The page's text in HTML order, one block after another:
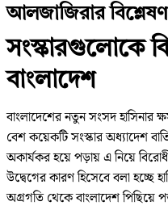
আলজাজিরার বিশ্লেষণ
সংস্কারগুলোকে
বাংলাদেশ
বাংলাদেশের নতুন সংসদ হাসিনার
বেশ কয়েকটি সংস্কার অধ্যাদেশ
অকার্যকর হয়ে পড়ায় এ নিয়ে
উদ্বেগের কারণ হিসেবে বলা হচ্ছে
অগ্রগতি থেকে বাংলাদেশ পিছিয়ে